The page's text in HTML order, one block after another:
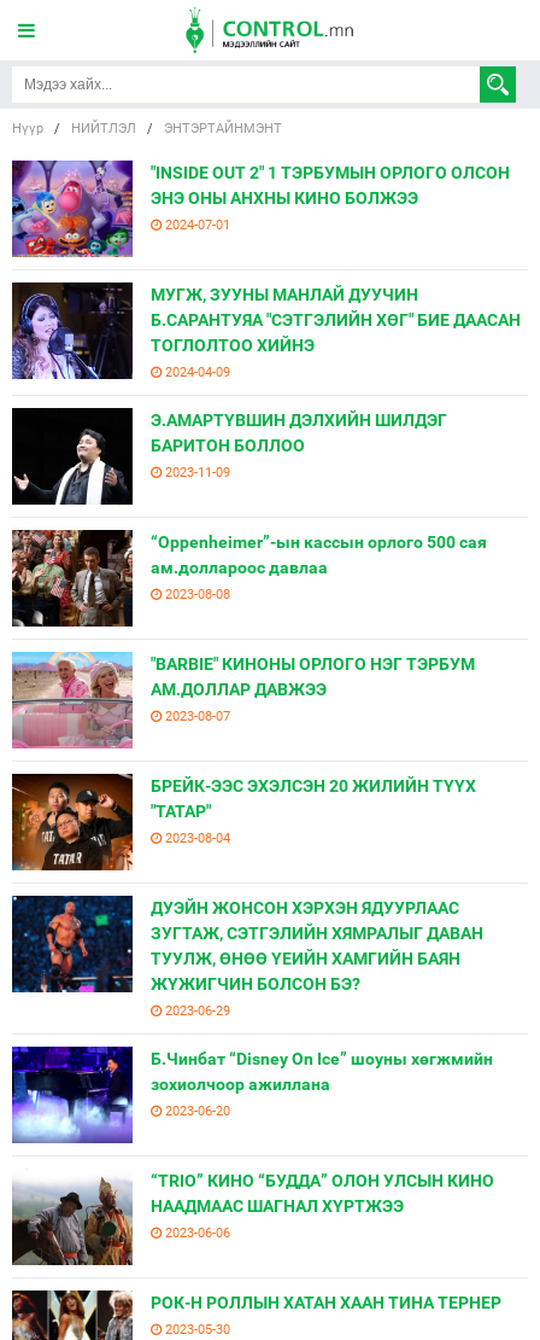
Нүүр / НИЙТЛЭЛ / ЭНТЭРТАЙНМЭНТ
"INSIDE OUT 2" 1 ТЭРБУМЫН ОРЛОГО ОЛСОН
ЭНЭ ОНЫ АНХНЫ КИНО БОЛЖЭЭ
2024-07-01
МУГЖ, ЗУУНЫ МАНЛАЙ ДУУЧИН
Б.САРАНТУЯА "СЭТГЭЛИЙН ХӨГ" БИЕ ДААСАН
ТОГЛОЛТОО ХИЙНЭ
2024-04-09
Э.АМАРТҮВШИН ДЭЛХИЙН ШИЛДЭГ
БАРИТОН БОЛЛОО
2023-11-09
“Oppenheimer”-ын кассын орлого 500 сая
ам.доллароос давлаа
2023-08-08
"BARBIE" КИНОНЫ ОРЛОГО НЭГ ТЭРБУМ
АМ.ДОЛЛАР ДАВЖЭЭ
2023-08-07
БРЕЙК-ЭЭС ЭХЭЛСЭН 20 ЖИЛИЙН ТҮҮХ
"ТАТАР"
2023-08-04
ДУЭЙН ЖОНСОН ХЭРХЭН ЯДУУРЛААС
ЗУГТАЖ, СЭТГЭЛИЙН ХЯМРАЛЫГ ДАВАН
ТУУЛЖ, ӨНӨӨ ҮЕИЙН ХАМГИЙН БАЯН
ЖҮЖИГЧИН БОЛСОН БЭ?
2023-06-29
Б.Чинбат “Disney On Ice” шоуны хөгжмийн
зохиолчоор ажиллана
2023-06-20
“TRIO” КИНО “БУДДА” ОЛОН УЛСЫН КИНО
НААДМААС ШАГНАЛ ХҮРТЖЭЭ
2023-06-06
РОК-Н РОЛЛЫН ХАТАН ХААН ТИНА ТЕРНЕР
2023-05-30